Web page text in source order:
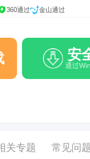
360通过 金山通过
安
通过
关专题 常见问题